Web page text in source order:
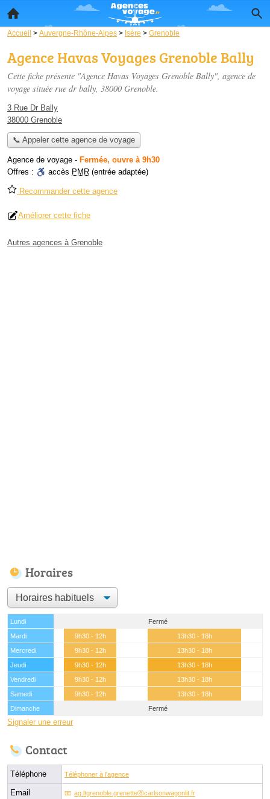
Accueil > Auvergne-Rhône-Alpes > Isère > Grenoble
Agence Havas Voyages Grenoble Bally
Cette fiche présente "Agence Havas Voyages Grenoble Bally", agence de
voyage située rue dr bally, 38000 Grenoble.
3 Rue Dr Bally
38000 Grenoble
📞 Appeler cette agence de voyage
Agence de voyage - Fermée, ouvre à 9h30
Offres :
accès PMR (entrée adaptée)
Recommander cette agence
Améliorer cette fiche
Autres agences à Grenoble
Horaires
Lundi
Fermé
Mardi
9h30 - 12h
13h30 - 18h
Mercredi
9h30 - 12h
13h30 - 18h
Jeudi
9h30 - 12h
13h30 - 18h
Vendredi
9h30 - 12h
13h30 - 18h
Samedi
9h30 - 12h
13h30 - 18h
Dimanche
Fermé
Signaler une erreur
Contact
Téléphone Téléphoner à l'agence
Email ag.ltgrenoble.grenetteⓐcarlsonwagonlit.fr